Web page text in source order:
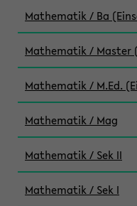
Mathematik / Ba
Mathematik / Master
Mathematik / M.Ed.
Mathematik / Mag
Mathematik / Sek II
Mathematik / Sek I